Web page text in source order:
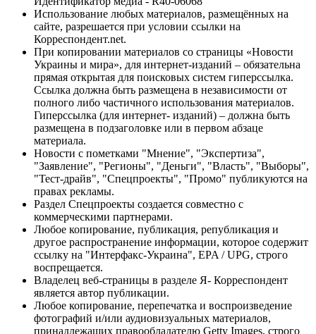
Использование любых материалов, размещённых на
сайте, разрешается при условии ссылки на
Корреспондент.net.
При копировании материалов со страницы «Новости
Украины и мира», для интернет-изданий – обязательна
прямая открытая для поисковых систем гиперссылка.
Ссылка должна быть размещена в независимости от
полного либо частичного использования материалов.
Гиперссылка (для интернет- изданий) – должна быть
размещена в подзаголовке или в первом абзаце
материала.
Новости с пометками "Мнение", "Экспертиза",
"Заявление", "Регионы", "Деньги", "Власть", "Выборы",
"Тест-драйв", "Спецпроекты", "Промо" публикуются на
правах рекламы.
Раздел Спецпроекты создается совместно с
коммерческими партнерами.
Любое копирование, публикация, републикация и
другое распространение информации, которое содержит
ссылку на "Интерфакс-Украина", EPA / UPG, строго
воспрещается.
Владелец веб-страницы в разделе Я- Корреспондент
является автор публикации.
Любое копирование, перепечатка и воспроизведение
фотографий и/или аудиовизуальных материалов,
принадлежащих правообладателю Getty Images, строго